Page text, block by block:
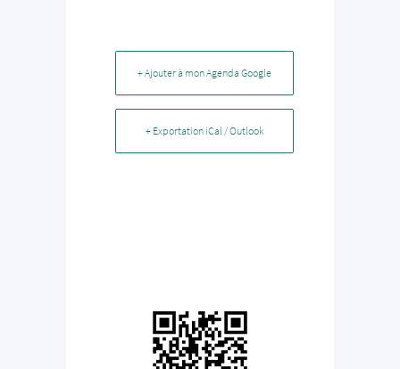
+ Ajouter à mon Agenda Google
+ Exportation iCal / Outlook